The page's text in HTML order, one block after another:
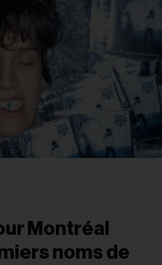
Montréal
noms de